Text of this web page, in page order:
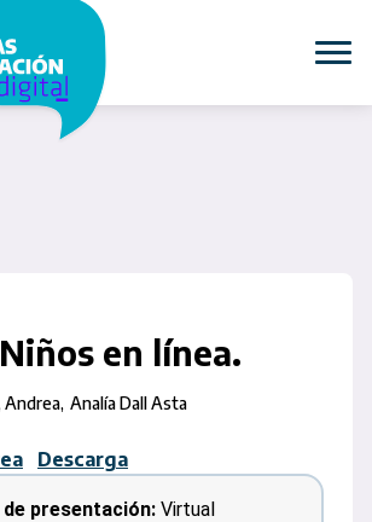
en línea.
Andrea Analía Dall Asta
Descarga
de presentación: Virtual